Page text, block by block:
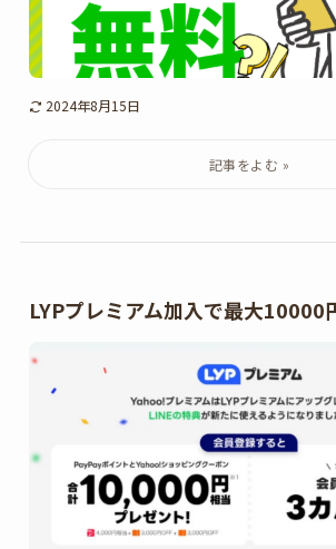
2024年8月15日
LYPプレミアム加入で最大10000